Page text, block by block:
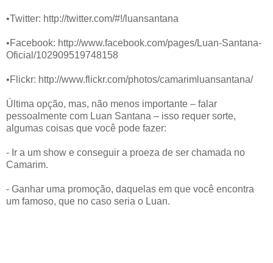
•Twitter: http://twitter.com/#!/luansantana
•Facebook: http://www.facebook.com/pages/Luan-Santana-
Oficial/102909519748158
•Flickr: http://www.flickr.com/photos/camarimluansantana/
Última opção, mas, não menos importante – falar
pessoalmente com Luan Santana – isso requer sorte,
algumas coisas que você pode fazer:
- Ir a um show e conseguir a proeza de ser chamada no
Camarim.
- Ganhar uma promoção, daquelas em que você encontra
um famoso, que no caso seria o Luan.